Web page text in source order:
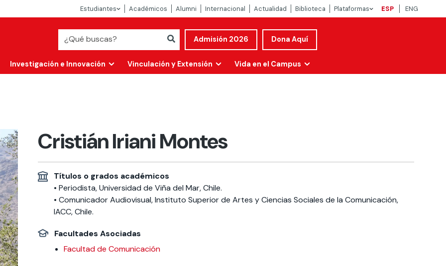
Estudiantes Académicos Alumni Internacional Actualidad Biblioteca Plataformas ESP ENG
Admisión 2026 Dona Aquí
Investigación e Innovación Vinculación y Extensión Vida en el Campus
Cristián Iriani Montes
Títulos o grados académicos
• Periodista, Universidad de Viña del Mar, Chile.
• Comunicador Audiovisual, Instituto Superior de Artes y Ciencias Sociales de la Comunicación,
IACC, Chile.
Facultades Asociadas
Facultad de Comunicación